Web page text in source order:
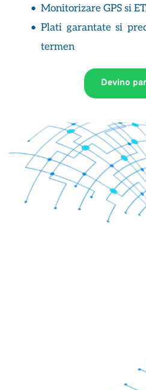
Monitorizare GPS si
Plati garantate si
termen
Devino